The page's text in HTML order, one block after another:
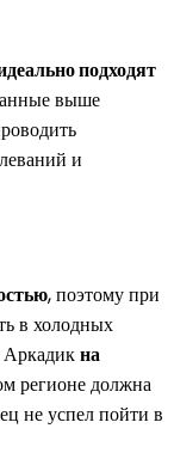
подходят
выше
и
, поэтому при
в холодных
Аркадикна
регионе должна
не успел пойти в